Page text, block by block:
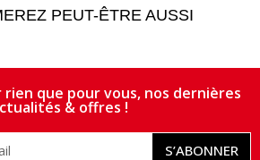
PEUT-ÊTRE AUSSI
que pour vous, nos dernières
& offres !
S’ABONNER